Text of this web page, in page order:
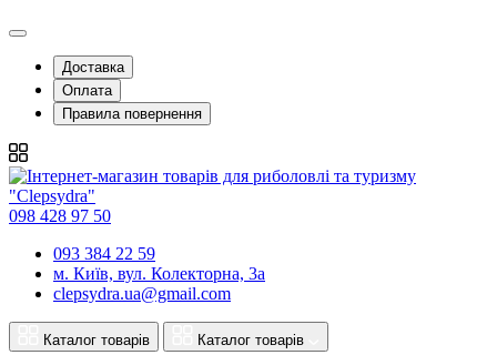
Доставка
Оплата
Правила повернення
098 428 97 50
093 384 22 59
м. Київ, вул. Колекторна, 3а
clepsydra.ua@gmail.com
Каталог товарів Каталог товарів